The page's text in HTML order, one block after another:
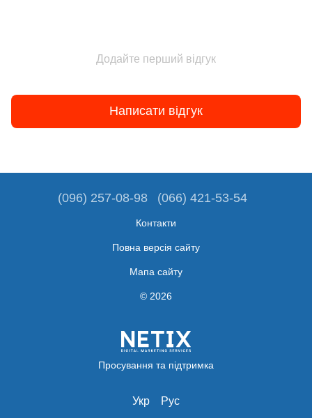
Додайте перший відгук
Написати відгук
(096) 257-08-98 (066) 421-53-54
Контакти
Повна версія сайту
Мапа сайту
© 2026
Просування та підтримка
Укр Рус